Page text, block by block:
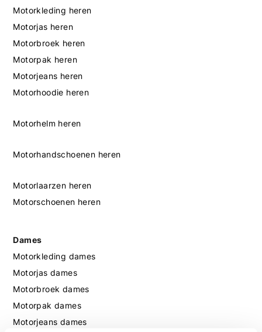
Motorkleding heren
Motorjas heren
Motorbroek heren
Motorpak heren
Motorjeans heren
Motorhoodie heren
Motorhelm heren
Motorhandschoenen heren
Motorlaarzen heren
Motorschoenen heren
Dames
Motorkleding dames
Motorjas dames
Motorbroek dames
Motorpak dames
Motorjeans dames